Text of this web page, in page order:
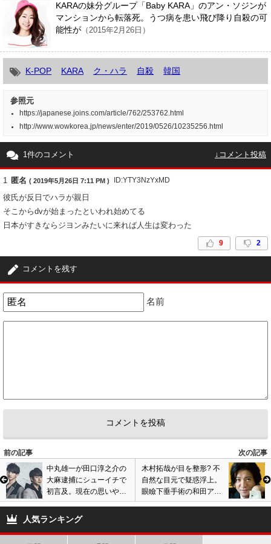
KARAの妹分グループ「Baby KARA」のアン・ソジンが
マンションから転落死。うつ病を患い飛び降り自殺の可
能性が （2015年2月26日）
K-POP KARA ク・ハラ 自殺 韓国
参照元
https://japanese.joins.com/article/762/253762.html
http://www.wowkorea.jp/news/enter/2019/0526/10235256.html
1件のコメント ↓コメント投稿
1 匿名 ( 2019年5月26日 7:11 PM ) ID:YTY3NzYxMD
彼氏が反日でハラが親日
そこからdvが始まったといわれ始めてる
日本がすきならジヨンみたいに来れば人生は変わった
9 2
コメントを残す
名前
前の記事
次の記事
中丸雄一が田口淳之介の
大麻逮捕にシューイチで
初言及。現在の思いや元
メンバーの性格、逮捕後
に微笑みの理由語る
木村拓哉が目を整形? 不
自然な目元で疑惑浮上。
眼瞼下垂手術の和田アキ
子や宮根誠司アナと似て
人気ランキング